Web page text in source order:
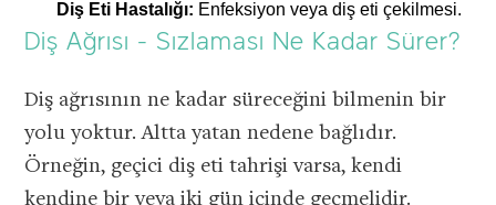
Diş Eti Hastalığı: Enfeksiyon veya diş eti çekilmesi.
Diş Ağrısı - Sızlaması Ne Kadar Sürer?
Diş ağrısının ne kadar süreceğini bilmenin bir
yolu yoktur. Altta yatan nedene bağlıdır.
Örneğin, geçici diş eti tahrişi varsa, kendi
kendine bir veya iki gün içinde geçmelidir.